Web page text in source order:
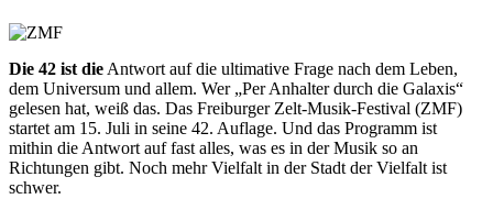
Die 42 ist die Antwort auf die ultimative Frage nach dem Leben,
dem Universum und allem. Wer „Per Anhalter durch die Galaxis“
gelesen hat, weiß das. Das Freiburger Zelt-Musik-Festival (ZMF)
startet am 15. Juli in seine 42. Auflage. Und das Programm ist
mithin die Antwort auf fast alles, was es in der Musik so an
Richtungen gibt. Noch mehr Vielfalt in der Stadt der Vielfalt ist
schwer.